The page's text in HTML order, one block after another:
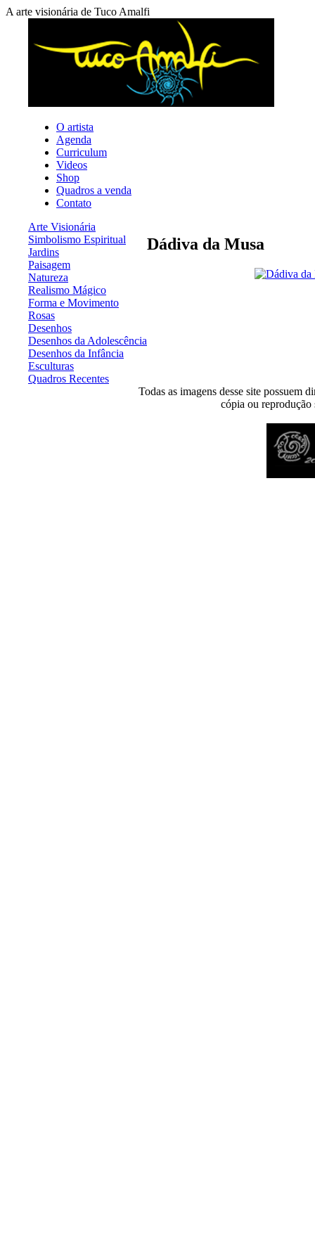
A arte visionária de Tuco Amalfi
O artista
Agenda
Curriculum
Videos
Shop
Quadros a venda
Contato
Arte Visionária
Simbolismo Espiritual
Jardins
Paisagem
Natureza
Realismo Mágico
Forma e Movimento
Rosas
Desenhos
Desenhos da Adolescência
Desenhos da Infância
Esculturas
Quadros Recentes
Dádiva da Musa
Todas as imagens desse site possuem
cópia ou reprodução